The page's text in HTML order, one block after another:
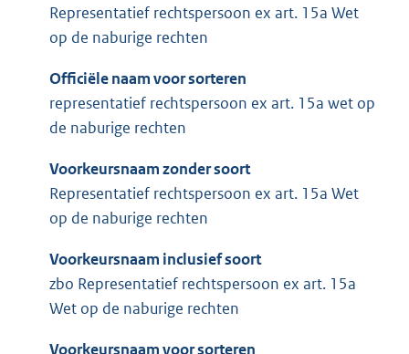
Representatief rechtspersoon ex art. 15a Wet
op de naburige rechten
Officiële naam voor sorteren
representatief rechtspersoon ex art. 15a wet op
de naburige rechten
Voorkeursnaam zonder soort
Representatief rechtspersoon ex art. 15a Wet
op de naburige rechten
Voorkeursnaam inclusief soort
zbo Representatief rechtspersoon ex art. 15a
Wet op de naburige rechten
Voorkeursnaam voor sorteren